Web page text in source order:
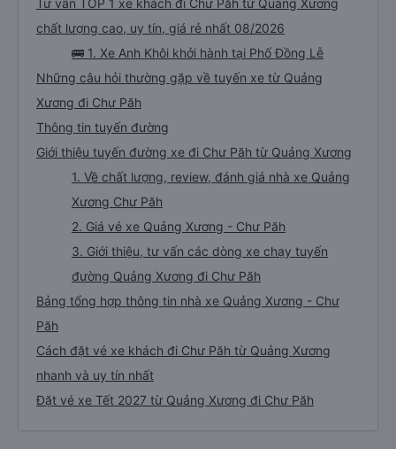
Tư vấn TOP 1 xe khách đi Chư Păh từ Quảng Xương
chất lượng cao, uy tín, giá rẻ nhất 08/2026
🚌 1. Xe Anh Khôi khởi hành tại Phố Đồng Lễ
Những câu hỏi thường gặp về tuyến xe từ Quảng
Xương đi Chư Păh
Thông tin tuyến đường
Giới thiệu tuyến đường xe đi Chư Păh từ Quảng Xương
1. Về chất lượng, review, đánh giá nhà xe Quảng
Xương Chư Păh
2. Giá vé xe Quảng Xương - Chư Păh
3. Giới thiệu, tư vấn các dòng xe chạy tuyến
đường Quảng Xương đi Chư Păh
Bảng tổng hợp thông tin nhà xe Quảng Xương - Chư
Păh
Cách đặt vé xe khách đi Chư Păh từ Quảng Xương
nhanh và uy tín nhất
Đặt vé xe Tết 2027 từ Quảng Xương đi Chư Păh